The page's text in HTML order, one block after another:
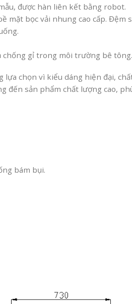
được hàn liên kết bằng robot.
mặt bọc vải nhung cao cấp. Đệm
gỉ trong môi trường bê tông.
lựa chọn vì kiểu dáng hiện đại,
đến sản phẩm chất lượng cao,
bám bụi.